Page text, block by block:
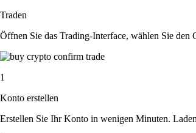
Traden
Öffnen Sie das Trading-Interface, wählen Sie den
1
Konto erstellen
Erstellen Sie Ihr Konto in wenigen Minuten.